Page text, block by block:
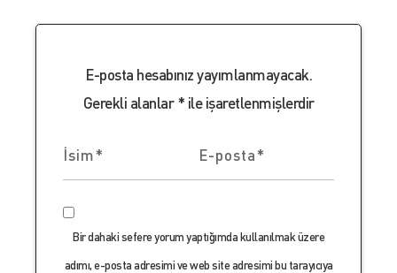
E-posta hesabınız yayımlanmayacak.
Gerekli alanlar* ile işaretlenmişlerdir
Bir dahaki sefere yorum yaptığımda kullanılmak üzere
adımı, e-posta adresimi ve web site adresimi bu tarayıcıya